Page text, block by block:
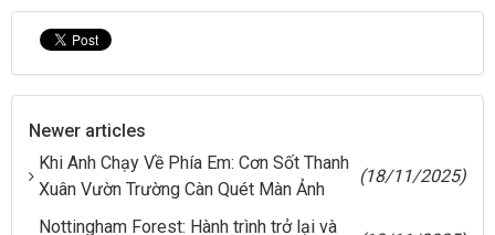
Newer articles
Khi Anh Chạy Về Phía Em: Cơn Sốt Thanh
Xuân Vườn Trường Càn Quét Màn Ảnh
(18/11/2025)
Nottingham Forest: Hành trình trở lại và